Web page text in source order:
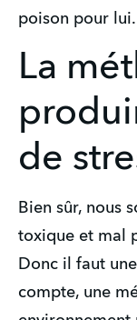
poison pour lui.
La
de
Bien sûr, nous
toxique et mal
Donc il faut
compte, une